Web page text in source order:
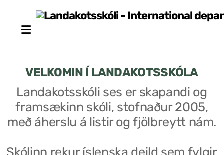
VELKOMIN Í LANDAKOTSSKÓLA
Landakotsskóli ses er skapandi og
framsækinn skóli, stofnaður 2005,
með áherslu á listir og fjölbreytt nám.
Skólinn rekur íslenska deild sem fylgir
Stjórn sjálfseignarstofnunar
Skólaráð